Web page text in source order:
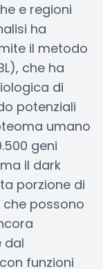
e regioni
ha
il metodo
che ha
di
potenziali
umano
geni
il dark
porzione di
che possono
dal
funzioni